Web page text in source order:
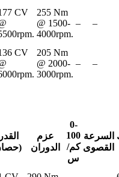
CV
255 Nm
@ 1500-
4000rpm.
– –
CV
205 Nm
@ 2000-
3000rpm.
– –
عزم
الدوران
0-
100
كم/
س
السرعة
القصوى